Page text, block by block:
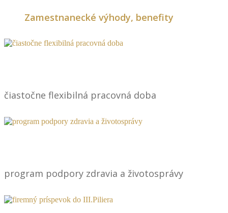
Zamestnanecké výhody, benefity
čiastočne flexibilná pracovná doba
program podpory zdravia a životosprávy